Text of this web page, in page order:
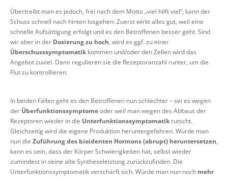
Übertreibt man es jedoch, frei nach dem Motto „viel hilft viel“, kann der
Schuss schnell nach hinten losgehen: Zuerst wirkt alles gut, weil eine
schnelle Aufsättigung erfolgt und es den Betroffenen besser geht. Sind
wir aber in der Dosierung zu hoch, wird es ggf. zu einer
Überschusssymptomatik kommen und/oder den Zellen wird das
Angebot zuviel. Dann regulieren sie die Rezeptoranzahl runter, um die
Flut zu kontrollieren.
In beiden Fällen geht es den Betroffenen nun schlechter – sei es wegen
der Überfunktionssymptomeoder weil man wegen des Abbaus der
Rezeptoren wieder in die Unterfunktionssymptomatik rutscht.
Gleichzeitig wird die eigene Produktion heruntergefahren. Würde man
nun die Zuführung des bioidenten Hormons(abrupt) heruntersetzen,
kann es sein, dass der Körper Schwierigkeiten hat, selbst wieder
zumindest in seine alte Syntheseleistung zurückzufinden. Die
Unterfunktionssymptomatik verschärft sich. Würde man nun noch mehr